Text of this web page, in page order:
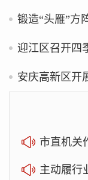
迎江区召开四